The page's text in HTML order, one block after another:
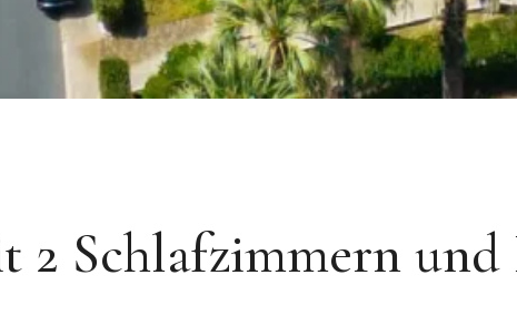
2 Schlafzimmern und